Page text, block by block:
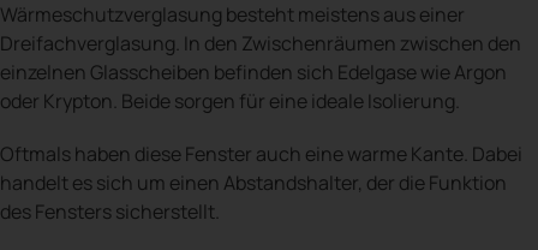
Wärmeschutzverglasung besteht meistens aus einer
Dreifachverglasung. In den Zwischenräumen zwischen den
einzelnen Glasscheiben befinden sich Edelgase wie Argon
oder Krypton. Beide sorgen für eine ideale Isolierung.
Oftmals haben diese Fenster auch eine warme Kante. Dabei
handelt es sich um einen Abstandshalter, der die Funktion
des Fensters sicherstellt.